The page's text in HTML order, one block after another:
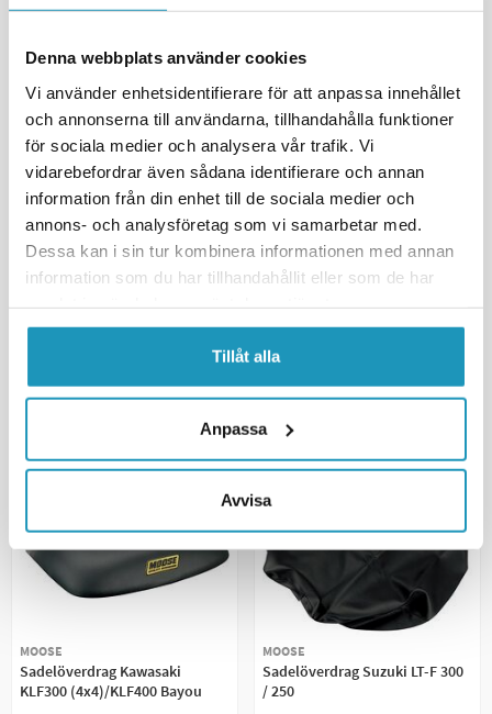
Denna webbplats använder cookies
Vi använder enhetsidentifierare för att anpassa innehållet
och annonserna till användarna, tillhandahålla funktioner
för sociala medier och analysera vår trafik. Vi
vidarebefordrar även sådana identifierare och annan
information från din enhet till de sociala medier och
annons- och analysföretag som vi samarbetar med.
Dessa kan i sin tur kombinera informationen med annan
information som du har tillhandahållit eller som de har
Tillåt alla
Anpassa
Avvisa
Sadelöverdrag Honda TRX 450
ES / S
690 kr (ink. moms)
3 I LAGER
Sadelöverdrag Can-Am
Renegade 500/800/1000
690 kr (ink. moms)
5 I LAGER
MOOSE
Sadelöverdrag Kawasaki
KLF300 (4x4)/KLF400 Bayou
MOOSE
Sadelöverdrag Suzuki LT-F 300
/ 250